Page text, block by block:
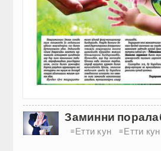
Заминни
≡Етти кун ≡Етти кун